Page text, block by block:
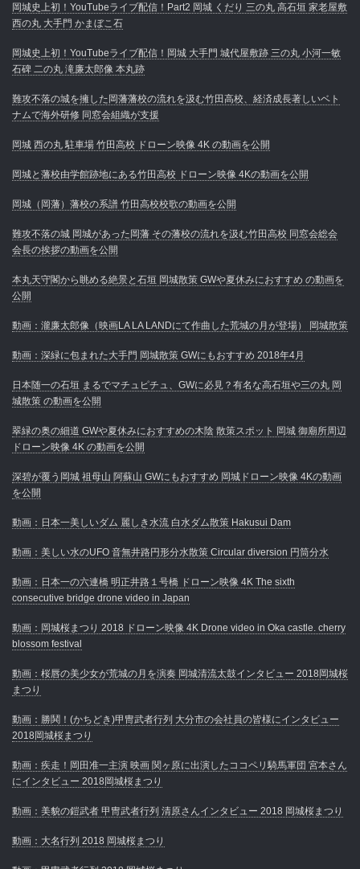
岡城史上初！YouTubeライブ配信！Part2 岡城 くだり 三の丸 高石垣 家老屋敷
西の丸 大手門 かまぼこ石
岡城史上初！YouTubeライブ配信！岡城 大手門 城代屋敷跡 三の丸 小河一敏
石碑 二の丸 滝廉太郎像 本丸跡
難攻不落の城を擁した岡藩藩校の流れを汲む竹田高校、経済成長著しいベト
ナムで海外研修 同窓会組織が支援
岡城 西の丸 駐車場 竹田高校 ドローン映像 4K の動画を公開
岡城と藩校由学館跡地にある竹田高校 ドローン映像 4Kの動画を公開
岡城（岡藩）藩校の系譜 竹田高校校歌の動画を公開
難攻不落の城 岡城があった岡藩 その藩校の流れを汲む竹田高校 同窓会総会
会長の挨拶の動画を公開
本丸天守閣から眺める絶景と石垣 岡城散策 GWや夏休みにおすすめ の動画を
公開
動画：瀧廉太郎像（映画LA LA LANDにて作曲した荒城の月が登場） 岡城散策
動画：深緑に包まれた大手門 岡城散策 GWにもおすすめ 2018年4月
日本随一の石垣 まるでマチュピチュ、GWに必見？有名な高石垣や三の丸 岡
城散策 の動画を公開
翠緑の奥の細道 GWや夏休みにおすすめの木陰 散策スポット 岡城 御廟所周辺
ドローン映像 4K の動画を公開
深碧が覆う岡城 祖母山 阿蘇山 GWにもおすすめ 岡城ドローン映像 4Kの動画
を公開
動画：日本一美しいダム 麗しき水流 白水ダム散策 Hakusui Dam
動画：美しい水のUFO 音無井路円形分水散策 Circular diversion 円筒分水
動画：日本一の六連橋 明正井路１号橋 ドローン映像 4K The sixth
consecutive bridge drone video in Japan
動画：岡城桜まつり 2018 ドローン映像 4K Drone video in Oka castle. cherry
blossom festival
動画：桜唇の美少女が荒城の月を演奏 岡城清流太鼓インタビュー 2018岡城桜
まつり
動画：勝鬨！(かちどき)甲冑武者行列 大分市の会社員の皆様にインタビュー
2018岡城桜まつり
動画：疾走！岡田准一主演 映画 関ヶ原に出演したココペリ騎馬軍団 宮本さん
にインタビュー 2018岡城桜まつり
動画：美貌の鎧武者 甲冑武者行列 清原さんインタビュー 2018 岡城桜まつり
動画：大名行列 2018 岡城桜まつり